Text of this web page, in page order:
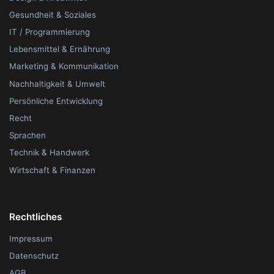
Gesundheit & Soziales
IT / Programmierung
Lebensmittel & Ernährung
Marketing & Kommunikation
Nachhaltigkeit & Umwelt
Persönliche Entwicklung
Recht
Sprachen
Technik & Handwerk
Wirtschaft & Finanzen
Rechtliches
Impressum
Datenschutz